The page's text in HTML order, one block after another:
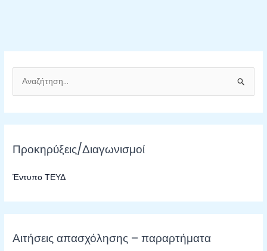
ν
α
ή
η
η
ι
Προκηρύξεις/Διαγωνισμοί
Έντυπο ΤΕΥΔ
Αιτήσεις απασχόλησης – παραρτήματα